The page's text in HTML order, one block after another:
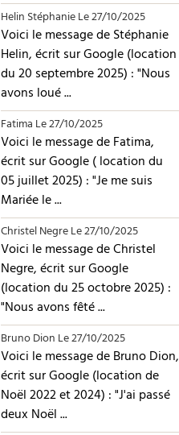
Helin StéphanieLe 27/10/2025
Voici le message de Stéphanie
Helin, écrit sur Google (location
du 20 septembre 2025) : "Nous
avons loué ...
FatimaLe 27/10/2025
Voici le message de Fatima,
écrit sur Google ( location du
05 juillet 2025) : "Je me suis
Mariée le ...
Christel NegreLe 27/10/2025
Voici le message de Christel
Negre, écrit sur Google
(location du 25 octobre 2025) :
"Nous avons fêté ...
Bruno DionLe 27/10/2025
Voici le message de Bruno Dion,
écrit sur Google (location de
Noël 2022 et 2024) : "J'ai passé
deux Noël ...